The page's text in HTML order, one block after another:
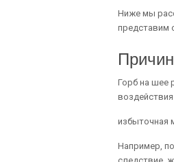
Ниже мы
представим
Горб на шее
избыточная
Например,